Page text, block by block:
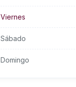
Viernes
Sábado
Domingo